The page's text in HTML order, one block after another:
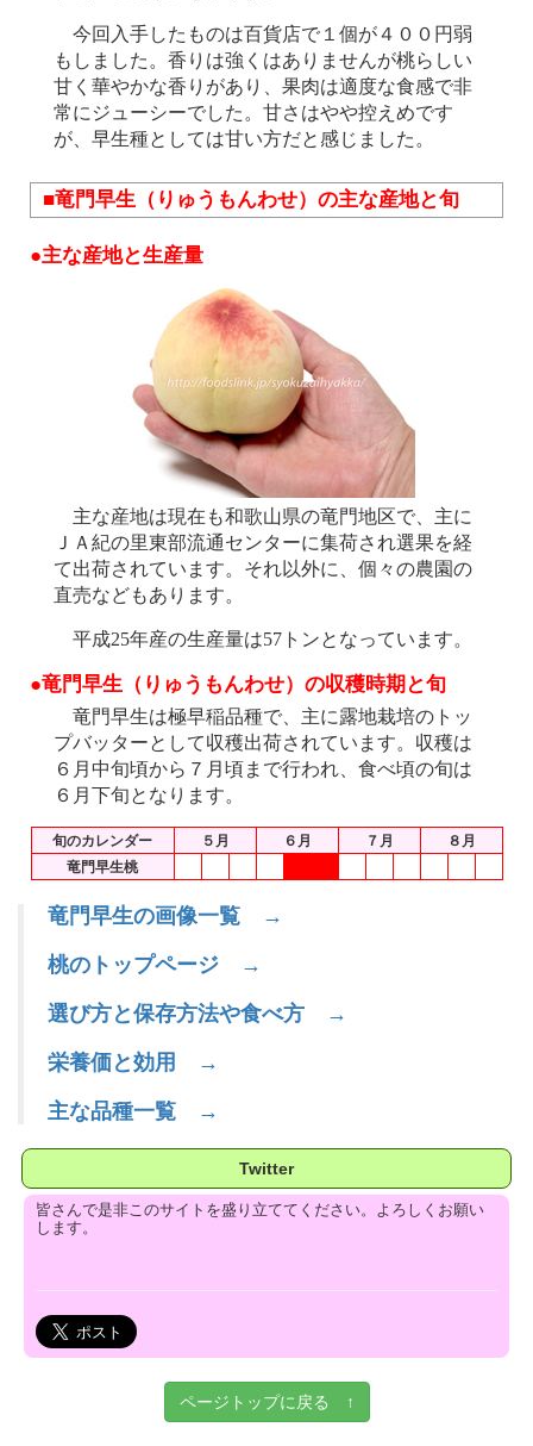
今回入手したものは百貨店で１個が４００円弱
もしました。香りは強くはありませんが桃らしい
甘く華やかな香りがあり、果肉は適度な食感で非
常にジューシーでした。甘さはやや控えめです
が、早生種としては甘い方だと感じました。
■竜門早生（りゅうもんわせ）の主な産地と旬
●主な産地と生産量
主な産地は現在も和歌山県の竜門地区で、主に
ＪＡ紀の里東部流通センターに集荷され選果を経
て出荷されています。それ以外に、個々の農園の
直売などもあります。
平成25年産の生産量は57トンとなっています。
●竜門早生（りゅうもんわせ）の収穫時期と旬
竜門早生は極早稲品種で、主に露地栽培のトッ
プバッターとして収穫出荷されています。収穫は
６月中旬頃から７月頃まで行われ、食べ頃の旬は
６月下旬となります。
旬のカレンダー ５月 ６月 ７月
８月
竜門早生桃
竜門早生の画像一覧 →
桃のトップページ →
選び方と保存方法や食べ方 →
栄養価と効用 →
主な品種一覧 →
Twitter
皆さんで是非このサイトを盛り立ててください。よろしくお願い
します。
ページトップに戻る ↑